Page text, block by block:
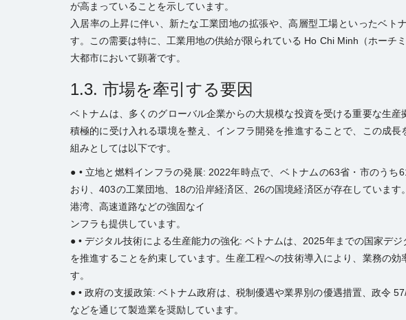
が高まっていることを示しています。
入居率の上昇に伴い、新たな工業団地の拡張や、高層型工場といったベト
す。この需要は特に、工業用地の供給が限られている Ho Chi Minh（ホーチ
大都市において顕著です。
1.3. 市場を牽引する要因
ベトナムは、多くのグローバル企業からの大規模な投資を受ける重要な生
積極的に受け入れる環境を整え、インフラ開発を推進することで、この成
組みとしては以下です。
● • 立地と燃料インフラの発展: 2022年時点で、ベトナムの63省・市のうち
おり、403の工業団地、18の沿岸経済区、26の国境経済区が存在しています
港湾、高速道路などの強固なイ
ンフラも提供しています。
● • デジタル技術による生産能力の強化: ベトナムは、2025年までの国家デ
を推進することを約束しています。生産工程への技術導入により、業務の
す。
● • 政府の支援政策: ベトナム政府は、税制優遇や業界別の優遇措置、政令
などを通じて製造業を奨励しています。